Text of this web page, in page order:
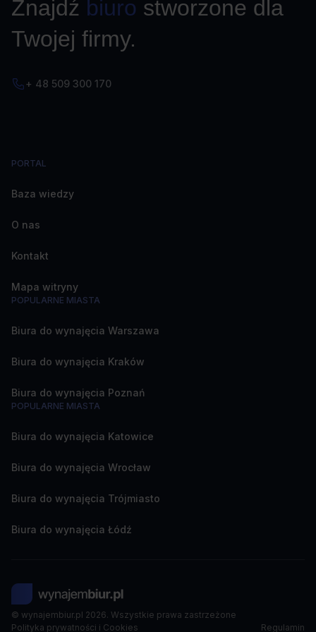
Znajdź biuro stworzone dla
Twojej firmy.
+ 48 509 300 170
PORTAL
Baza wiedzy
O nas
Kontakt
Mapa witryny
POPULARNE MIASTA
Biura do wynajęcia Warszawa
Biura do wynajęcia Kraków
Biura do wynajęcia Poznań
POPULARNE MIASTA
Biura do wynajęcia Katowice
Biura do wynajęcia Wrocław
Biura do wynajęcia Trójmiasto
Biura do wynajęcia Łódź
© wynajembiur.pl 2026. Wszystkie prawa zastrzeżone
Polityka prywatności i Cookies
Regulamin